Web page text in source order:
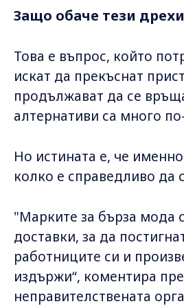
Защо обаче тези
Това е въпрос, който
искат да прекъснат
продължават да се
алтернативи са много
Но истината е, че
колко е справедливо да
"Марките за бърза мода
доставки, за да
работниците си и
издържи“, коментира
неправителствената